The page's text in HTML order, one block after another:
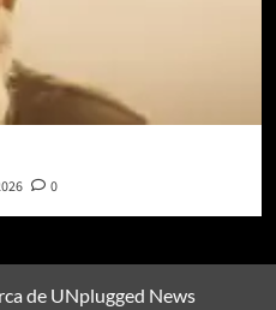
0
de UNplugged News